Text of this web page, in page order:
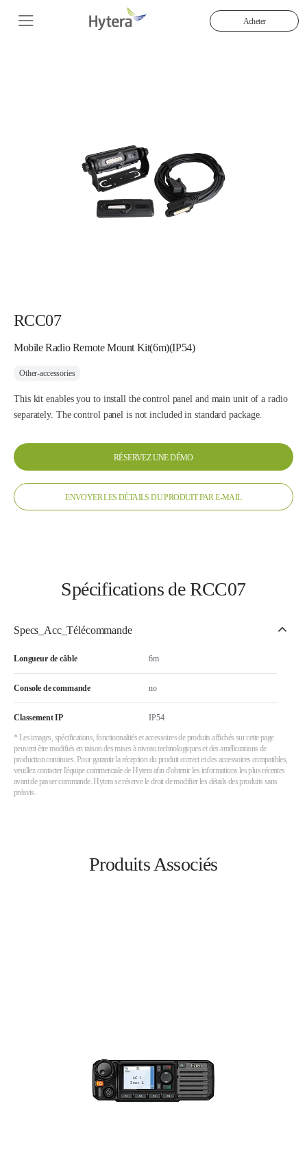
Acheter
RCC07
Mobile Radio Remote Mount Kit(6m)(IP54)
Other-accessories
This kit enables you to install the control panel and main unit of a radio
separately. The control panel is not included in standard package.
RÉSERVEZ UNE DÉMO
ENVOYER LES DÉTAILS DU PRODUIT PAR E-MAIL
Spécifications de RCC07
Specs_Acc_Télécommande
Longueur de câble 6m
Console de commande no
Classement IP IP54
* Les images, spécifications, fonctionnalités et accessoires de produits affichés sur cette page
peuvent être modifiés en raison des mises à niveau technologiques et des améliorations de
production continues. Pour garantir la réception du produit correct et des accessoires compatibles,
veuillez contacter l'équipe commerciale de Hytera afin d'obtenir les informations les plus récentes
avant de passer commande. Hytera se réserve le droit de modifier les détails des produits sans
préavis.
Produits Associés